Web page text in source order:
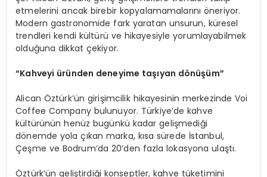
etmelerini ancak birebir kopyalamamalarını öneriyor.
Modern gastronomide fark yaratan unsurun, küresel
trendleri kendi kültürü ve hikayesiyle yorumlayabilmek
olduğuna dikkat çekiyor.
“Kahveyi üründen deneyime taşıyan dönüşüm”
Alican Öztürk’ün girişimcilik hikayesinin merkezinde Voi
Coffee Company bulunuyor. Türkiye’de kahve
kültürünün henüz bugünkü kadar gelişmediği
dönemde yola çıkan marka, kısa sürede İstanbul,
Çeşme ve Bodrum’da 20’den fazla lokasyona ulaştı.
Öztürk’ün geliştirdiği konseptler, kahve tüketimini